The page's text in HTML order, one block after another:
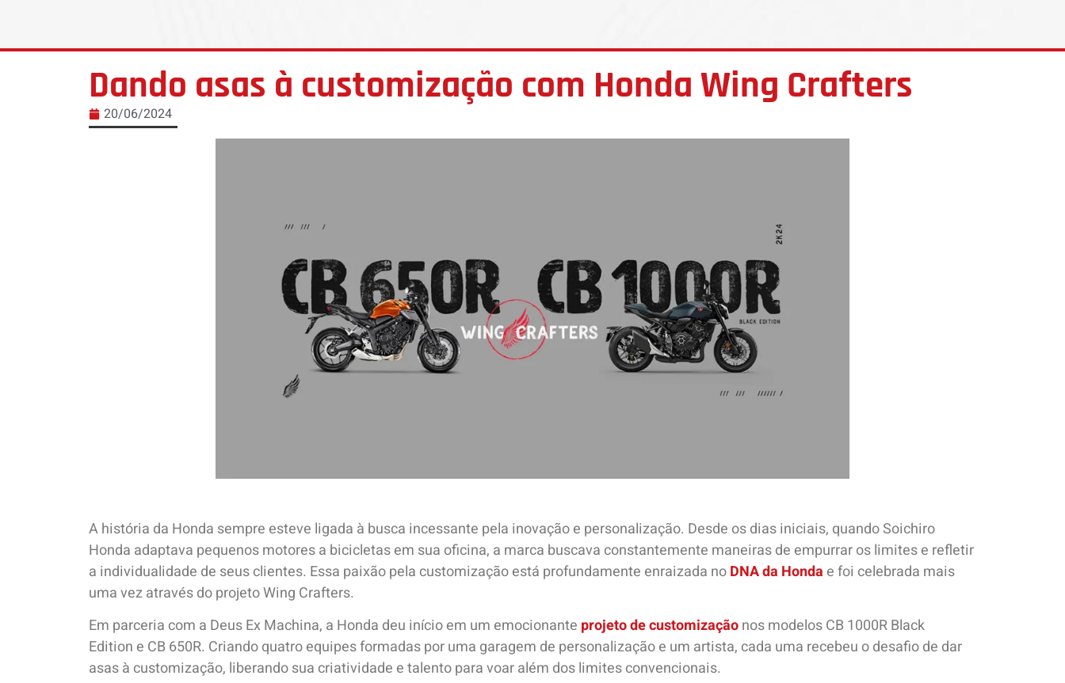
Dando asas à customização com Honda Wing Crafters
20/06/2024
A história da Honda sempre esteve ligada à busca incessante pela inovação e personalização. Desde os dias iniciais, quando Soichiro
Honda adaptava pequenos motores a bicicletas em sua oficina, a marca buscava constantemente maneiras de empurrar os limites e refletir
a individualidade de seus clientes. Essa paixão pela customização está profundamente enraizada noDNA da Hondae foi celebrada mais
uma vez através do projeto Wing Crafters.
Em parceria com a Deus Ex Machina, a Honda deu início em um emocionante projeto de customizaçãonos modelos CB 1000R Black
Edition e CB 650R. Criando quatro equipes formadas por uma garagem de personalização e um artista, cada uma recebeu o desafio de dar
asas à customização, liberando sua criatividade e talento para voar além dos limites convencionais.